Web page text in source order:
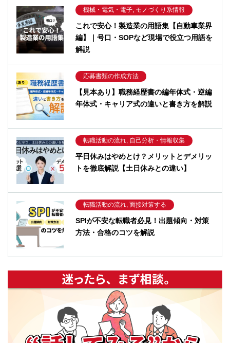
機械・電気・電子, モノづくり系情報
これで安心！製造業の用語集【自動車業界
編】｜号口・SOPなど現場で役立つ用語を
解説
応募書類の作成方法
【見本あり】職務経歴書の編年体式・逆編
年体式・キャリア式の違いと書き方を解説
転職活動の流れ, 自己分析・情報収集
平日休みはやめとけ？メリットとデメリッ
トを徹底解説【土日休みとの違い】
転職活動の流れ, 面接対策する
SPIが不安な転職者必見！出題傾向・対策
方法・合格のコツを解説